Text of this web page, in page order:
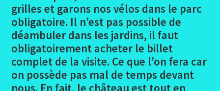
Varennes-Cosne/Loire
Les Photos Varennes-Cosne
Cosne – Gien
Photos Cosne-Gien
grilles et garons nos vélos dans le parc
obligatoire. Il n’est pas possible de
déambuler dans les jardins, il faut
obligatoirement acheter le billet
complet de la visite. Ce que l’on fera car
on possède pas mal de temps devant
nous. En fait, le château est tout en